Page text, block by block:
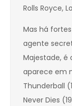
Rolls Royce,
Mas há
agente
Majestade, é
aparece em
Thunderball
Never Dies